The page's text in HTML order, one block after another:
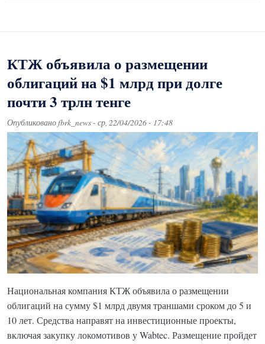
КТЖ объявила о размещении
облигаций на $1 млрд при долге
почти 3 трлн тенге
Опубликованоfbrk_news- ср, 22/04/2026 - 17:48
Национальная компания КТЖ объявила о размещении
облигаций на сумму $1 млрд двумя траншами сроком до 5 и
10 лет. Средства направят на инвестиционные проекты,
включая закупку локомотивов у Wabtec. Размещение пройдет